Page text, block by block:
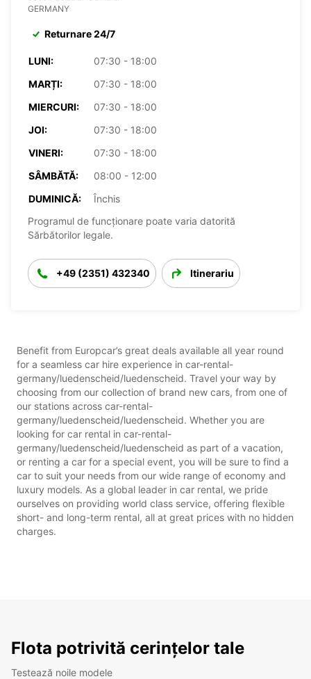
GERMANY
Returnare 24/7
LUNI:
07:30 - 18:00
MARȚI:
07:30 - 18:00
MIERCURI:
07:30 - 18:00
JOI:
07:30 - 18:00
VINERI:
07:30 - 18:00
SÂMBĂTĂ:
08:00 - 12:00
DUMINICĂ:
Închis
Programul de funcționare poate varia datorită
Sărbătorilor legale.
+49 (2351) 432340 Itinerariu
Benefit from Europcar’s great deals available all year round
for a seamless car hire experience in car-rental-
germany/luedenscheid/luedenscheid. Travel your way by
choosing from our collection of brand new cars, from one of
our stations across car-rental-
germany/luedenscheid/luedenscheid. Whether you are
looking for car rental in car-rental-
germany/luedenscheid/luedenscheid as part of a vacation,
or renting a car for a special event, you will be sure to find a
car to suit your needs from our wide range of economy and
luxury models. As a global leader in car rental, we pride
ourselves on providing world class service, offering flexible
short- and long-term rental, all at great prices with no hidden
charges.
Flota potrivită cerințelor tale
Testează noile modele